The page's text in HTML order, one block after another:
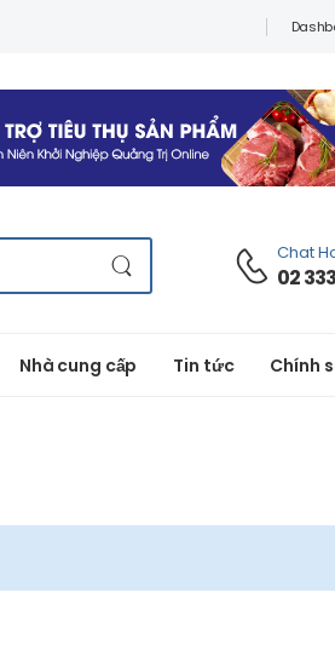
Chat
02
Nhà cung cấp Tin tức Chính